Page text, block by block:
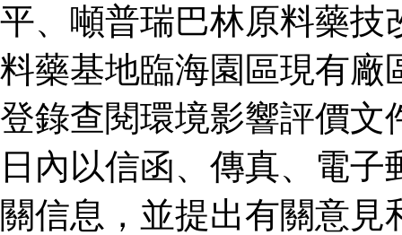
平、噸普瑞巴林原料藥技
料藥基地臨海園區現有廠
登錄查閱環境影響評價文
日內以信函、傳真、電
關信息，並提出有關意